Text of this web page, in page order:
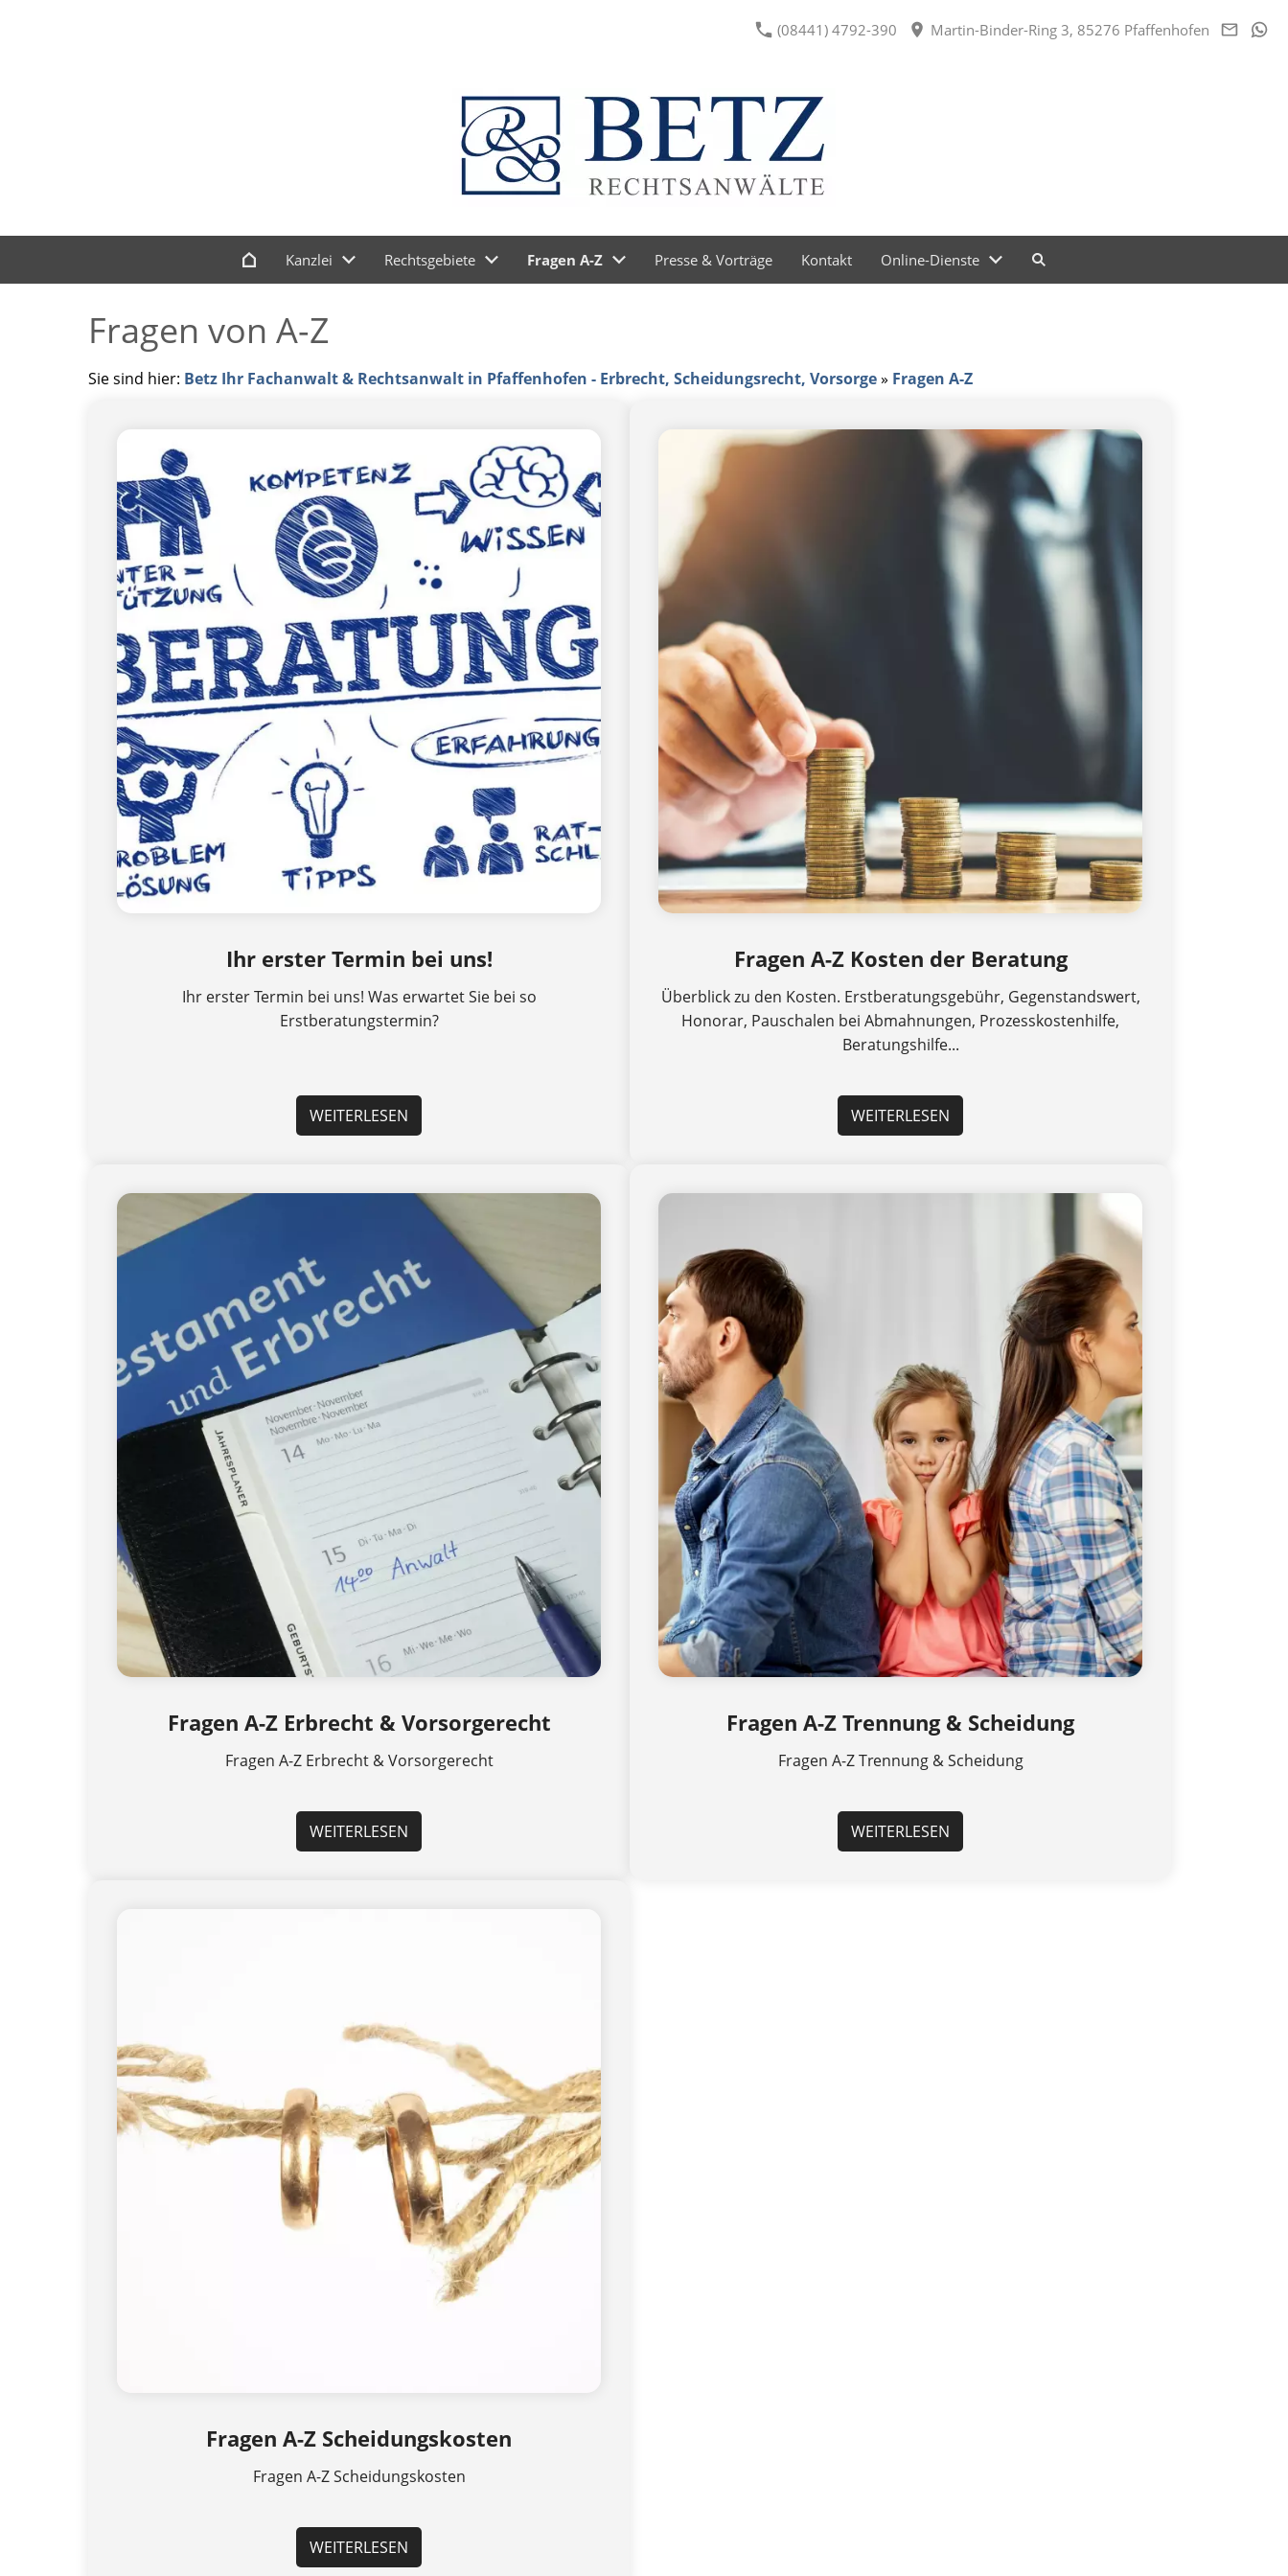
(08441) 4792-390 Martin-Binder-Ring 3, 85276 Pfaffenhofen
Kanzlei Rechtsgebiete Fragen A-Z Presse & Vorträge Kontakt Online-Dienste
Fragen von A-Z
Sie sind hier: Betz Ihr Fachanwalt & Rechtsanwalt in Pfaffenhofen - Erbrecht, Scheidungsrecht, Vorsorge» Fragen A-Z
Ihr erster Termin bei uns!
Ihr erster Termin bei uns! Was erwartet Sie bei so
Erstberatungstermin?
WEITERLESEN
Fragen A-Z Kosten der Beratung
Überblick zu den Kosten. Erstberatungsgebühr, Gegenstandswert,
Honorar, Pauschalen bei Abmahnungen, Prozesskostenhilfe,
Beratungshilfe...
WEITERLESEN
Fragen A-Z Erbrecht & Vorsorgerecht
Fragen A-Z Erbrecht & Vorsorgerecht
WEITERLESEN
Fragen A-Z Trennung & Scheidung
Fragen A-Z Trennung & Scheidung
WEITERLESEN
Fragen A-Z Scheidungskosten
Fragen A-Z Scheidungskosten
WEITERLESEN